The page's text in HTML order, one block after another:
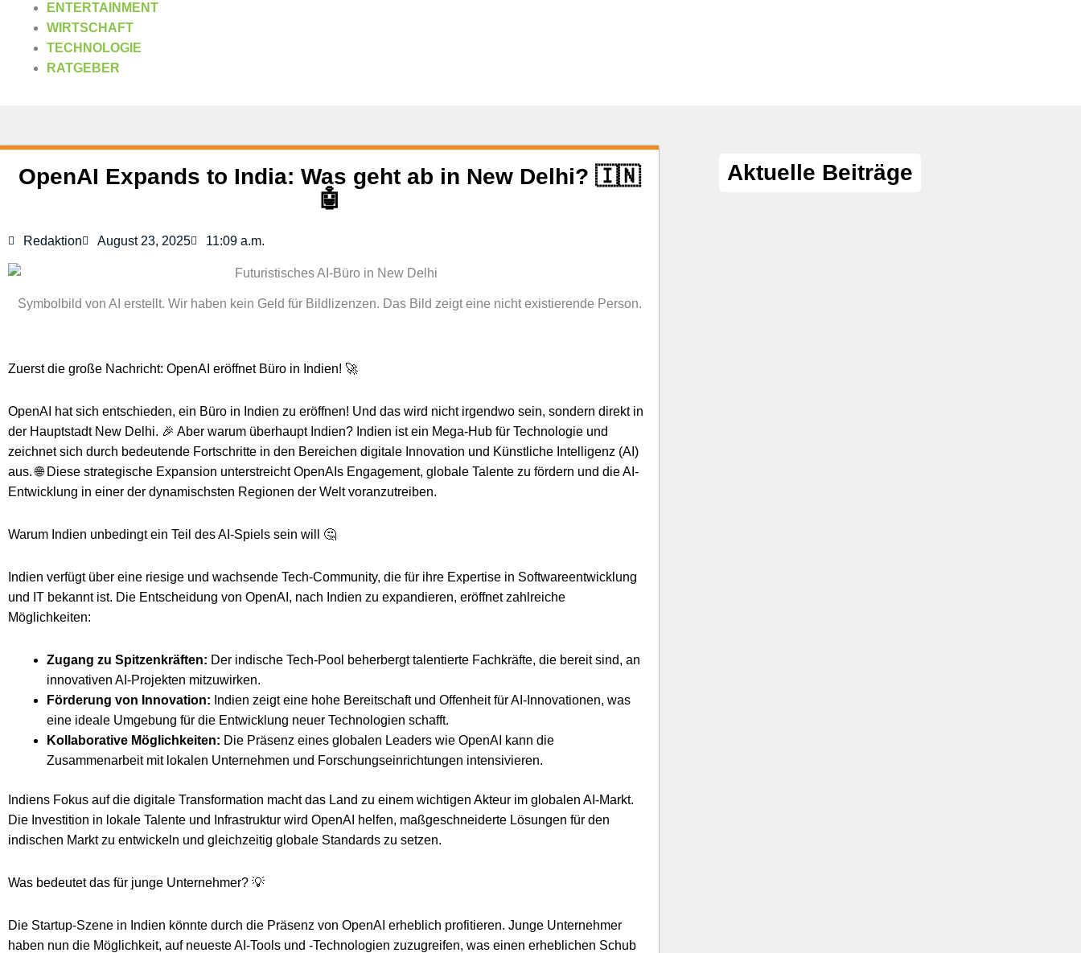
ENTERTAINMENT
WIRTSCHAFT
TECHNOLOGIE
RATGEBER
OpenAI Expands to India: Was geht ab in New Delhi? 🇮🇳
🤖
Redaktion August 23, 2025 11:09 a.m.
Symbolbild von AI erstellt. Wir haben kein Geld für Bildlizenzen. Das Bild zeigt eine nicht existierende Person.
Zuerst die große Nachricht: OpenAI eröffnet Büro in Indien! 🚀
OpenAI hat sich entschieden, ein Büro in Indien zu eröffnen! Und das wird nicht irgendwo sein, sondern direkt in
der Hauptstadt New Delhi. 🎉 Aber warum überhaupt Indien? Indien ist ein Mega-Hub für Technologie und
zeichnet sich durch bedeutende Fortschritte in den Bereichen digitale Innovation und Künstliche Intelligenz (AI)
aus. 🌐 Diese strategische Expansion unterstreicht OpenAIs Engagement, globale Talente zu fördern und die AI-
Entwicklung in einer der dynamischsten Regionen der Welt voranzutreiben.
Warum Indien unbedingt ein Teil des AI-Spiels sein will 🤔
Indien verfügt über eine riesige und wachsende Tech-Community, die für ihre Expertise in Softwareentwicklung
und IT bekannt ist. Die Entscheidung von OpenAI, nach Indien zu expandieren, eröffnet zahlreiche
Möglichkeiten:
Zugang zu Spitzenkräften: Der indische Tech-Pool beherbergt talentierte Fachkräfte, die bereit sind, an
innovativen AI-Projekten mitzuwirken.
Förderung von Innovation: Indien zeigt eine hohe Bereitschaft und Offenheit für AI-Innovationen, was
eine ideale Umgebung für die Entwicklung neuer Technologien schafft.
Kollaborative Möglichkeiten: Die Präsenz eines globalen Leaders wie OpenAI kann die
Zusammenarbeit mit lokalen Unternehmen und Forschungseinrichtungen intensivieren.
Indiens Fokus auf die digitale Transformation macht das Land zu einem wichtigen Akteur im globalen AI-Markt.
Die Investition in lokale Talente und Infrastruktur wird OpenAI helfen, maßgeschneiderte Lösungen für den
indischen Markt zu entwickeln und gleichzeitig globale Standards zu setzen.
Was bedeutet das für junge Unternehmer? 💡
Die Startup-Szene in Indien könnte durch die Präsenz von OpenAI erheblich profitieren. Junge Unternehmer
haben nun die Möglichkeit, auf neueste AI-Tools und -Technologien zuzugreifen, was einen erheblichen Schub
Aktuelle Beiträge